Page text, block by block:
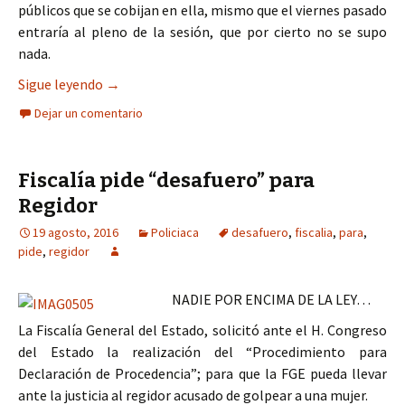
públicos que se cobijan en ella, mismo que el viernes pasado
entraría al pleno de la sesión, que por cierto no se supo
nada.
Sigue leyendo Piden juicio de procedencia en contra del
→
Dejar un comentario
Fiscalía pide “desafuero” para
Regidor
19 agosto, 2016 Policiaca desafuero, fiscalia, para,
pide, regidor
NADIE POR ENCIMA DE LA LEY…
La Fiscalía General del Estado, solicitó ante el H. Congreso
del Estado la realización del “Procedimiento para
Declaración de Procedencia”; para que la FGE pueda llevar
ante la justicia al regidor acusado de golpear a una mujer.